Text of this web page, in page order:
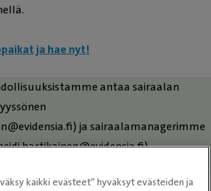
ja hae nyt!
antaa sairaalan
ja sairaalamanagerimme
kaikki evästeet” hyväksyt evästeiden ja